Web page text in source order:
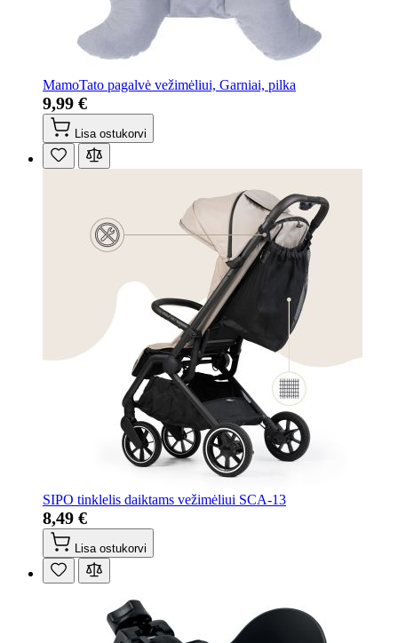
MamoTato pagalvė vežimėliui, Garniai, pilka
9,99 €
Lisa ostukorvi
SIPO tinklelis daiktams vežimėliui SCA-13
8,49 €
Lisa ostukorvi